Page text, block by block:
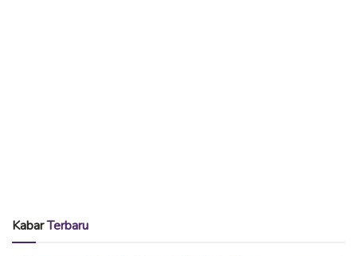
KabarTerbaru